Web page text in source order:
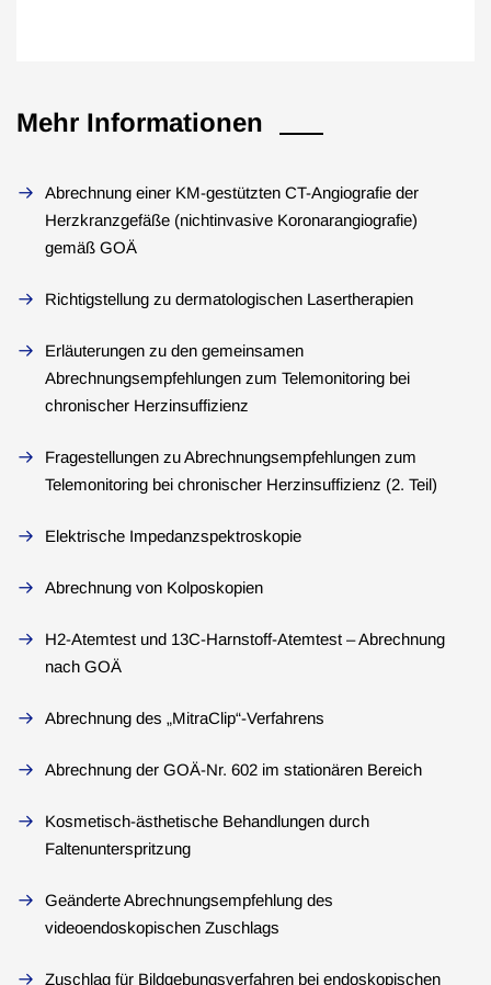
Mehr Informationen
Abrechnung einer KM-gestützten CT-Angiografie der
Herzkranzgefäße (nichtinvasive Koronarangiografie)
gemäß GOÄ
Richtigstellung zu dermatologischen Lasertherapien
Erläuterungen zu den gemeinsamen
Abrechnungsempfehlungen zum Telemonitoring bei
chronischer Herzinsuffizienz
Fragestellungen zu Abrechnungsempfehlungen zum
Telemonitoring bei chronischer Herzinsuffizienz (2. Teil)
Elektrische Impedanzspektroskopie
Abrechnung von Kolposkopien
H2-Atemtest und 13C-Harnstoff-Atemtest – Abrechnung
nach GOÄ
Abrechnung des „MitraClip“-Verfahrens
Abrechnung der GOÄ-Nr. 602 im stationären Bereich
Kosmetisch-ästhetische Behandlungen durch
Faltenunterspritzung
Geänderte Abrechnungsempfehlung des
videoendoskopischen Zuschlags
Zuschlag für Bildgebungsverfahren bei endoskopischen